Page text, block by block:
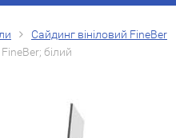
Сайдинг вініловий FineBer
білий